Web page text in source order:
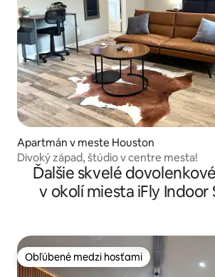
Apartmán v meste Houston
Divoký západ, štúdio v centre mesta!
Ďalšie skvelé
v okolí miesta iFly Indoor
Obľúbené medzi hosťami
Obľúbené medzi hosťami